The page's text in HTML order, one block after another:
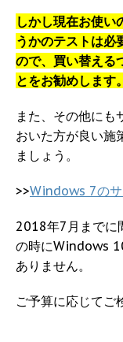
しかし現在お使い
うかのテストは必
ので、買い替える
とをお勧めします。
また、その他にも
おいた方が良い施
ましょう。
>>Windows 7のサ
2018年7月までに
の時にWindows
ありません。
ご予算に応じてご